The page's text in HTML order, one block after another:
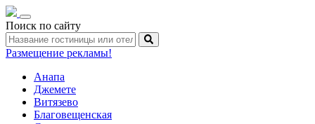
Toggle
navigation
Поиск по сайту
Размещение рекламы!
Анапа
Джемете
Витязево
Благовещенская